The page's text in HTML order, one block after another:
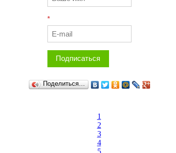
*
Подписаться
Поделиться…
1
2
3
4
5